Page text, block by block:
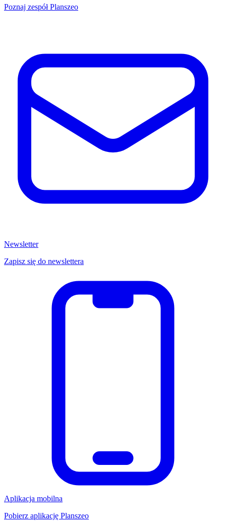
Poznaj zespół Planszeo
Newsletter
Zapisz się do newslettera
Aplikacja mobilna
Pobierz aplikację Planszeo